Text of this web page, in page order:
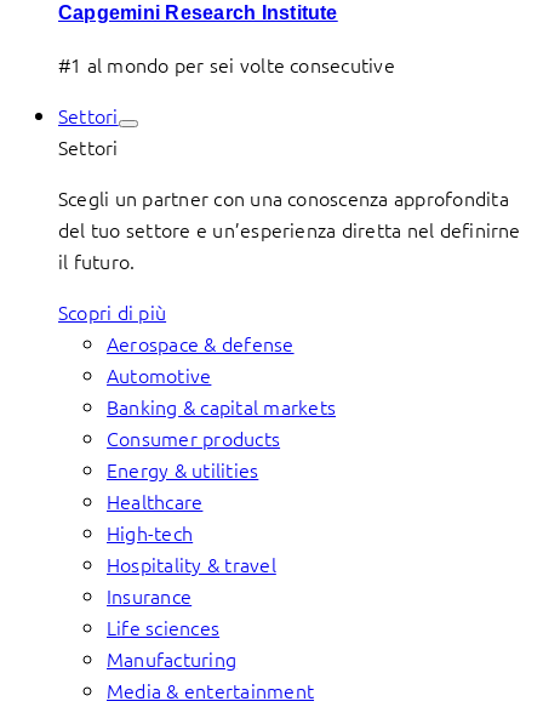
Capgemini Research Institute
#1 al mondo per sei volte consecutive
Settori
Settori
Scegli un partner con una conoscenza approfondita
del tuo settore e un’esperienza diretta nel definirne
il futuro.
Scopri di più
Aerospace & defense
Automotive
Banking & capital markets
Consumer products
Energy & utilities
Healthcare
High-tech
Hospitality & travel
Insurance
Life sciences
Manufacturing
Media & entertainment